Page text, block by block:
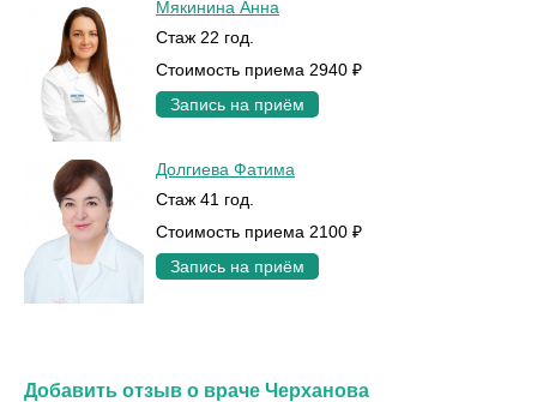
Мякинина Анна
Стаж 22 год.
Стоимость приема 2940 ₽
Запись на приём
Долгиева Фатима
Стаж 41 год.
Стоимость приема 2100 ₽
Запись на приём
Добавить отзыв о враче Черханова